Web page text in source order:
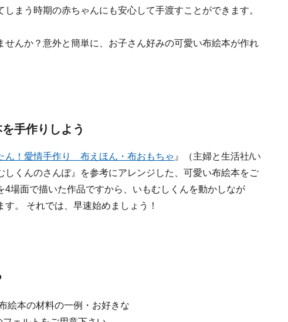
まう時期の赤ちゃんにも安心して手渡すことができます。
んか？意外と簡単に、お子さん好みの可愛い布絵本が作れ
手作りしよう
ん！愛情手作り 布えほん・布おもちゃ 』（主婦と生活社/い
しくんのさんぽ』を参考にアレンジした、可愛い布絵本をご
場面で描いた作品ですから、いもむしくんを動かしなが
。 それでは、早速始めましょう！